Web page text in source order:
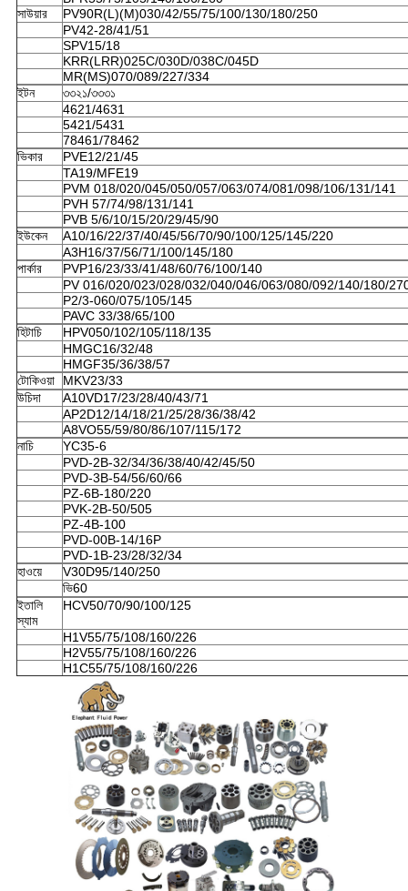
সাউয়ার
PV90R(L)(M)030/42/55/75/100/130/180/250
PV42-28/41/51
SPV15/18
KRR(LRR)025C/030D/038C/045D
MR(MS)070/089/227/334
ইটন
৩৩২১/৩৩৩১
4621/4631
5421/5431
78461/78462
ভিকার
PVE12/21/45
TA19/MFE19
PVM 018/020/045/050/057/063/074/081/098/106/131/141
PVH 57/74/98/131/141
PVB 5/6/10/15/20/29/45/90
ইউকেন
A10/16/22/37/40/45/56/70/90/100/125/145/220
A3H16/37/56/71/100/145/180
পার্কার
PVP16/23/33/41/48/60/76/100/140
PV 016/020/023/028/032/040/046/063/080/092/140/180/
P2/3-060/075/105/145
PAVC 33/38/65/100
হিটাচি
HPV050/102/105/118/135
HMGC16/32/48
HMGF35/36/38/57
টোকিওয়া
MKV23/33
উচিদা
A10VD17/23/28/40/43/71
AP2D12/14/18/21/25/28/36/38/42
A8VO55/59/80/86/107/115/172
নাচি
YC35-6
PVD-2B-32/34/36/38/40/42/45/50
PVD-3B-54/56/60/66
PZ-6B-180/220
PVK-2B-50/505
PZ-4B-100
PVD-00B-14/16P
PVD-1B-23/28/32/34
হাওয়ে
V30D95/140/250
ভি60
ইতালি
স্যাম
HCV50/70/90/100/125
H1V55/75/108/160/226
H2V55/75/108/160/226
H1C55/75/108/160/226